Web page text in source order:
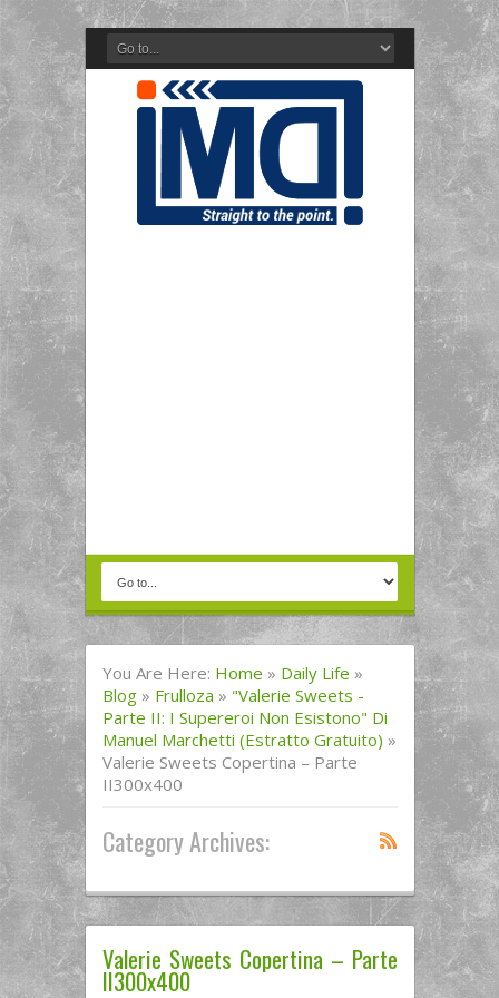
You Are Here: Home » Daily Life »
Blog » Frulloza » "Valerie Sweets -
Parte II: I Supereroi Non Esistono" Di
Manuel Marchetti (estratto Gratuito) »
Valerie Sweets Copertina – Parte
II300x400
Category Archives:
Valerie Sweets Copertina – Parte
II300x400